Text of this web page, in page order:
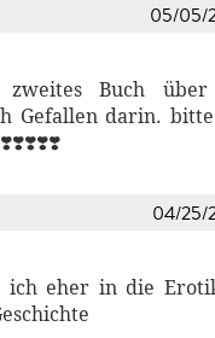
05/05/
Buch über
Gefallen darin.
04/25/
ich eher in die